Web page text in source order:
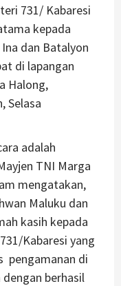
731/ Kabaresi
kepada
dan Batalyon
di lapangan
Halong,
Selasa
adalah
TNI Marga
mengatakan,
Maluku dan
kasih kepada
Kabaresi yang
pengamanan di
berhasil